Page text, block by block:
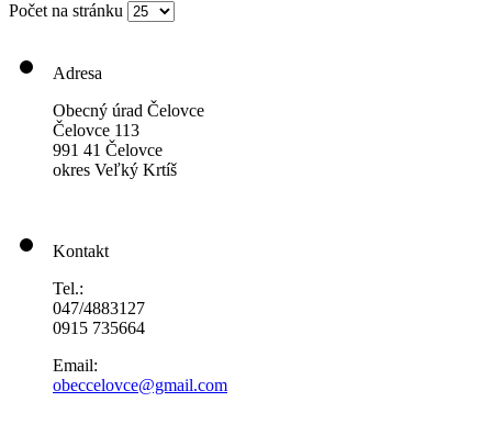
Počet na stránku
Adresa
Obecný úrad Čelovce
Čelovce 113
991 41 Čelovce
okres Veľký Krtíš
Kontakt
Tel.:
047/4883127
0915 735664
Email:
obeccelovce@gmail.com